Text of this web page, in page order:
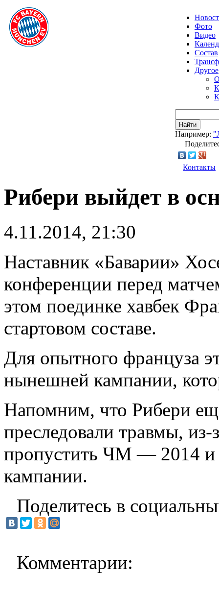
Фото
Видео
Состав
Другое
Найти
Например:
Контакты
Рибери выйдет в
4.11.2014, 21:30
Наставник «Баварии»
конференции перед
этом поединке хавбек
стартовом составе.
Для опытного француза
нынешней кампании,
Напомним, что Рибери
преследовали травмы,
пропустить ЧМ — 2014 и
кампании.
Поделитесь в
Комментарии: